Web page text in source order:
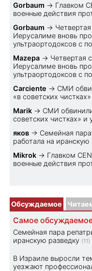
Gorbaum → Главком
военные действия
Gorbaum →
Иерусалиме вновь
ультраортодоксов с
Mazepa → Четвертая
Иерусалиме вновь
ультраортодоксов с
Carciente → СМИ
«в советских
Marik → СМИ
советских чистках» и
яков → Семейная
работала на иранскую
Mikrok → Главком
военные действия
Обсуждаемое
Самое
Семейная пара
иранскую разведку (11)
В Израиле выросли
уезжают